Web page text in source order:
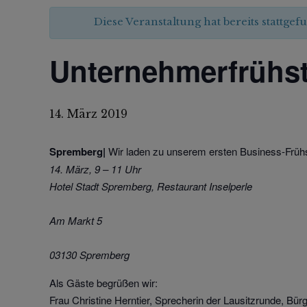
Diese Veranstaltung hat bereits
14. März 2019
Spremberg| Wir laden zu unserem ersten Business-
14. März, 9 – 11 Uhr
Hotel Stadt Spremberg, Restaurant Inselperle
Am Markt 5
03130 Spremberg
Als Gäste begrüßen wir:
Frau Christine Herntier, Sprecherin der Lausitzrunde,